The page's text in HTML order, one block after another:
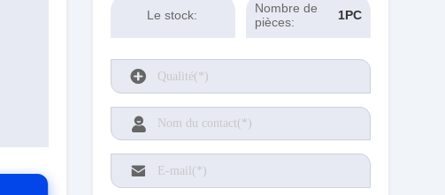
Le stock:
Nombre de
pièces:
1PCS